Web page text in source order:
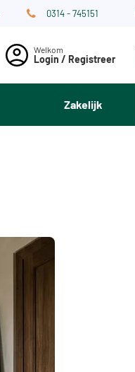
0314 - 745151
Login / Registreer
Zakelijk